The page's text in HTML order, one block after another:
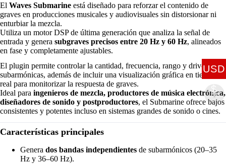
El Waves Submarine está diseñado para reforzar el contenido de
graves en producciones musicales y audiovisuales sin distorsionar ni
enturbiar la mezcla.
Utiliza un motor DSP de última generación que analiza la señal de
entrada y genera subgraves precisos entre 20 Hz y 60 Hz, alineados
en fase y completamente ajustables.
El plugin permite controlar la cantidad, frecuencia, rango y drive de las
subarmónicas, además de incluir una visualización gráfica en tiempo
real para monitorizar la respuesta de graves.
Ideal para ingenieros de mezcla, productores de música electrónica,
diseñadores de sonido y postproductores, el Submarine ofrece bajos
consistentes y potentes incluso en sistemas grandes de sonido o cines.
Características principales
Genera dos bandas independientes de subarmónicos (20–35
Hz y 36–60 Hz).
USD
$